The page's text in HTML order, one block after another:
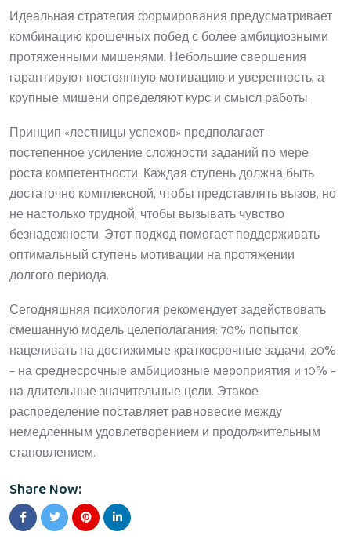
Идеальная стратегия формирования предусматривает
комбинацию крошечных побед с более амбициозными
протяженными мишенями. Небольшие свершения
гарантируют постоянную мотивацию и уверенность, а
крупные мишени определяют курс и смысл работы.
Принцип «лестницы успехов» предполагает
постепенное усиление сложности заданий по мере
роста компетентности. Каждая ступень должна быть
достаточно комплексной, чтобы представлять вызов, но
не настолько трудной, чтобы вызывать чувство
безнадежности. Этот подход помогает поддерживать
оптимальный ступень мотивации на протяжении
долгого периода.
Сегодняшняя психология рекомендует задействовать
смешанную модель целеполагания: 70% попыток
нацеливать на достижимые краткосрочные задачи, 20%
– на среднесрочные амбициозные мероприятия и 10% –
на длительные значительные цели. Этакое
распределение поставляет равновесие между
немедленным удовлетворением и продолжительным
становлением.
Share Now: